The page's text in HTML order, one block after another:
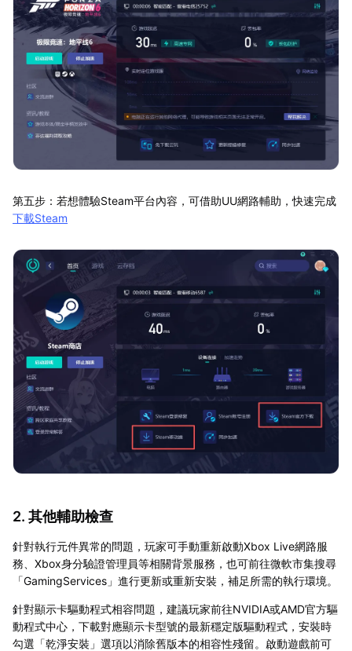
第五步：若想體驗Steam平台內容，可借助UU網路輔助，快速完成
下載Steam
2. 其他輔助檢查
針對執行元件異常的問題，玩家可手動重新啟動Xbox Live網路服
務、Xbox身分驗證管理員等相關背景服務，也可前往微軟市集搜尋
「GamingServices」進行更新或重新安裝，補足所需的執行環境。
針對顯示卡驅動程式相容問題，建議玩家前往NVIDIA或AMD官方驅
動程式中心，下載對應顯示卡型號的最新穩定版驅動程式，安裝時
勾選「乾淨安裝」選項以消除舊版本的相容性殘留。啟動遊戲前可